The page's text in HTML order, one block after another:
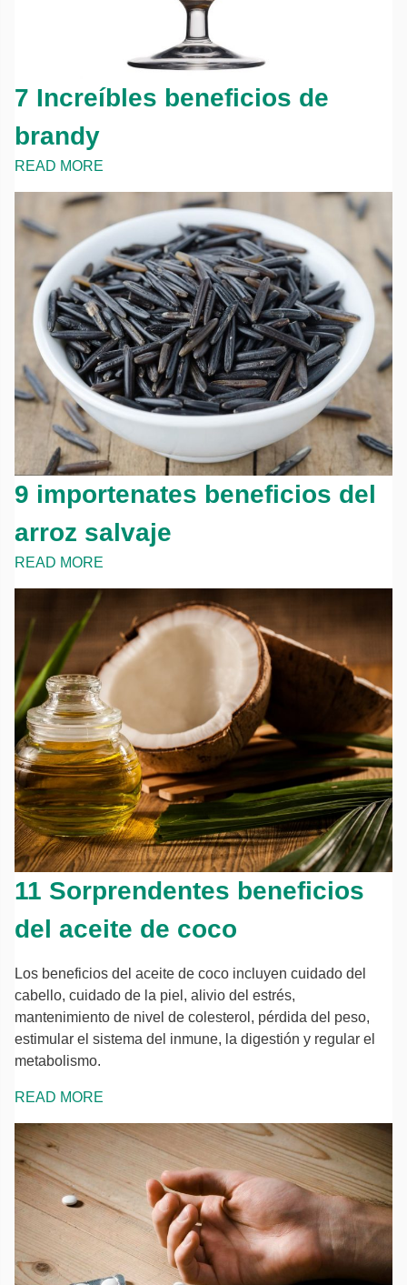
7 Increíbles beneficios de
brandy
READ MORE
9 importenates beneficios del
arroz salvaje
READ MORE
11 Sorprendentes beneficios
del aceite de coco
Los beneficios del aceite de coco incluyen cuidado del
cabello, cuidado de la piel, alivio del estrés,
mantenimiento de nivel de colesterol, pérdida del peso,
estimular el sistema del inmune, la digestión y regular el
metabolismo.
READ MORE